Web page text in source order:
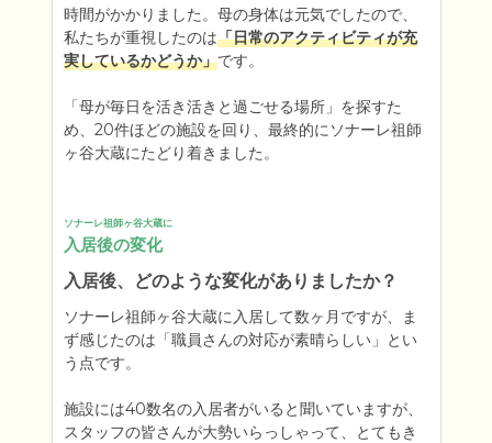
時間がかかりました。母の身体は元気でしたので、
私たちが重視したのは「日常のアクティビティが充
実しているかどうか」です。
「母が毎日を活き活きと過ごせる場所」を探すた
め、20件ほどの施設を回り、最終的にソナーレ祖師
ヶ谷大蔵にたどり着きました。
ソナーレ祖師ヶ谷大蔵に
入居後の変化
入居後、どのような変化がありましたか？
ソナーレ祖師ヶ谷大蔵に入居して数ヶ月ですが、ま
ず感じたのは「職員さんの対応が素晴らしい」とい
う点です。
施設には40数名の入居者がいると聞いていますが、
スタッフの皆さんが大勢いらっしゃって、とてもき